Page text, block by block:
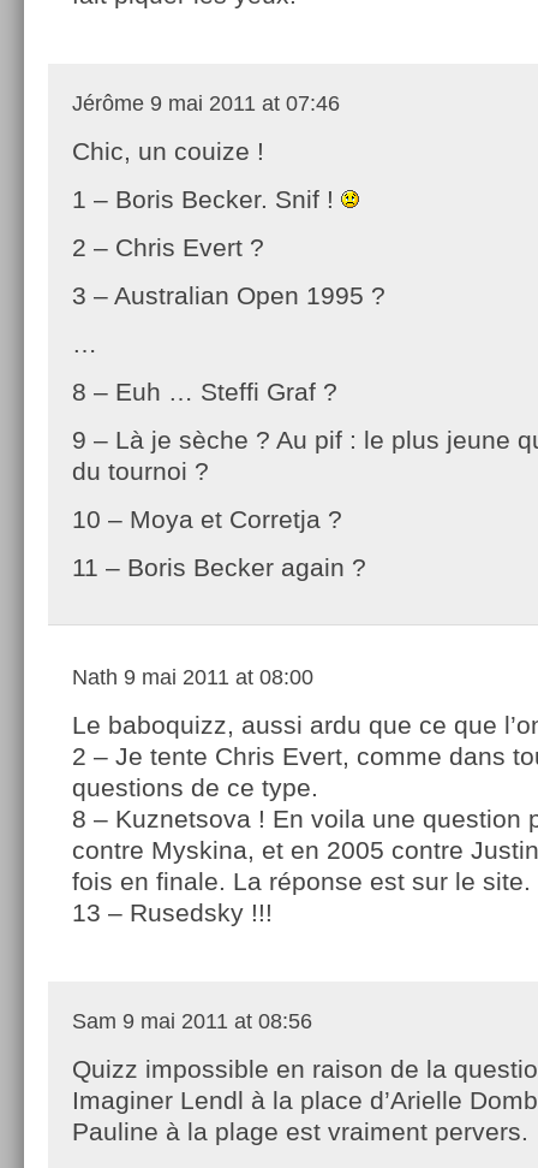
Jérôme 9 mai 2011 at 07:46
Chic, un couize !
1 – Boris Becker. Snif !
2 – Chris Evert ?
3 – Australian Open 1995 ?
…
8 – Euh … Steffi Graf ?
9 – Là je sèche ? Au pif : le plus jeune
du tournoi ?
10 – Moya et Corretja ?
11 – Boris Becker again ?
Nath 9 mai 2011 at 08:00
Le baboquizz, aussi ardu que ce que
2 – Je tente Chris Evert, comme dans
questions de ce type.
8 – Kuznetsova ! En voila une question
contre Myskina, et en 2005 contre
fois en finale. La réponse est sur le site.
13 – Rusedsky !!!
Sam 9 mai 2011 at 08:56
Quizz impossible en raison de la
Imaginer Lendl à la place d’Arielle
Pauline à la plage est vraiment pervers.